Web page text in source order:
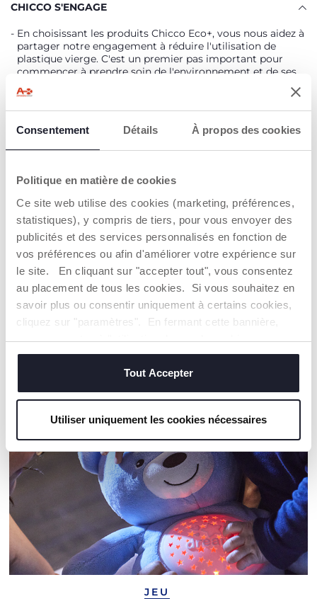
Consentement Détails À propos des cookies
Politique en matière de cookies
Ce site web utilise des cookies (marketing, préférences,
statistiques), y compris de tiers, pour vous envoyer des
publicités et des services personnalisés en fonction de
vos préférences ou afin d'améliorer votre expérience sur
le site. En cliquant sur "accepter tout", vous consentez
au placement de tous les cookies. Si vous souhaitez en
savoir plus ou consentir uniquement à certains cookies,
cliquez sur "paramètres". En fermant cette bannière,
vous consentez à l'utilisation des seuls cookies
techniques, qui sont essentiels au service demandé.
Tout Accepter
Utiliser uniquement les cookies nécessaires
CHICCO S'ENGAGE
En choisissant les produits Chicco Eco+, vous nous aidez à
partager notre engagement à réduire l'utilisation de
plastique vierge. C'est un premier pas important pour
commencer à prendre soin de l'environnement et de ses
habitants.
Les bioplastiques proviennent de sources végétales telles
que le blé, le maïs ou la betterave. Ces matières premières
sont des déchets agricoles qui ne peuvent être utilisés
pour l'alimentation et deviennent les meilleures
ressources pour nos produits Eco+.
Nos boîtes sont recyclables et fabriquées à partir de
forêts et de la biodiversité, des personnes et des
écosystèmes qui en dépendent.
Trouver un Revendeur
JEU